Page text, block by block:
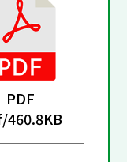
PDF
460.8KB